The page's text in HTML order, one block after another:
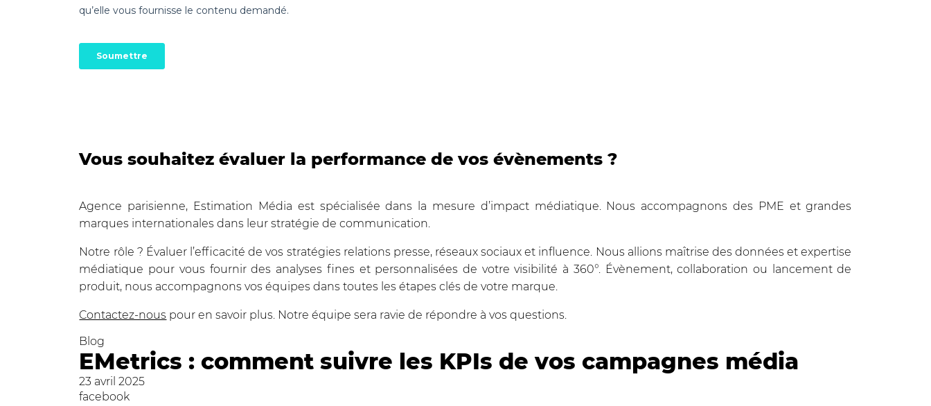
Vous souhaitez évaluer la performance de vos évènements ?
Agence parisienne, Estimation Média est spécialisée dans la mesure d’impact médiatique. Nous accompagnons des PME et grandes
marques internationales dans leur stratégie de communication.
Notre rôle ? Évaluer l’efficacité de vos stratégies relations presse, réseaux sociaux et influence. Nous allions maîtrise des données et expertise
médiatique pour vous fournir des analyses fines et personnalisées de votre visibilité à 360°. Évènement, collaboration ou lancement de
produit, nous accompagnons vos équipes dans toutes les étapes clés de votre marque.
Contactez-nous pour en savoir plus. Notre équipe sera ravie de répondre à vos questions.
Blog
EMetrics : comment suivre les KPIs de vos campagnes média
23 avril 2025
facebook